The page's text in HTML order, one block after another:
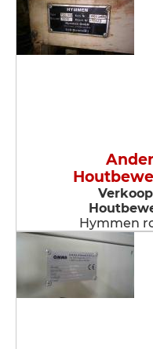
Hymmen